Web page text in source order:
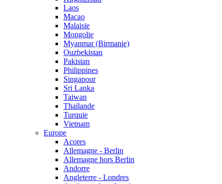
Laos
Macao
Malaisie
Mongolie
Myanmar (Birmanie)
Ouzbekistan
Pakistan
Philippines
Singapour
Sri Lanka
Taiwan
Thailande
Turquie
Vietnam
Europe
Acores
Allemagne - Berlin
Allemagne hors Berlin
Andorre
Angleterre - Londres